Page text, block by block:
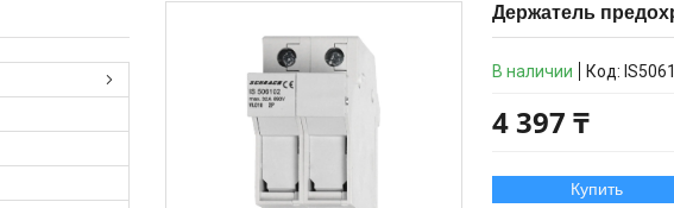
Держатель
В наличии Код:
4 397 ₸
Купить